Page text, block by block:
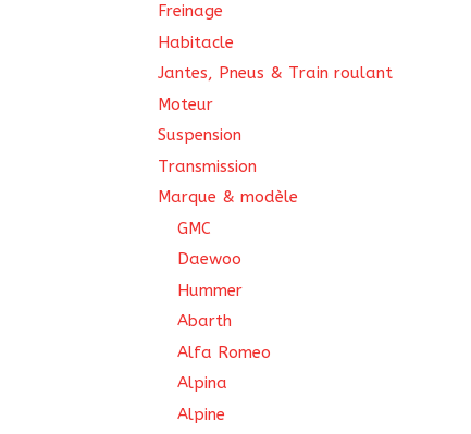
Freinage
Habitacle
Jantes, Pneus & Train roulant
Moteur
Suspension
Transmission
Marque & modèle
GMC
Daewoo
Hummer
Abarth
Alfa Romeo
Alpina
Alpine